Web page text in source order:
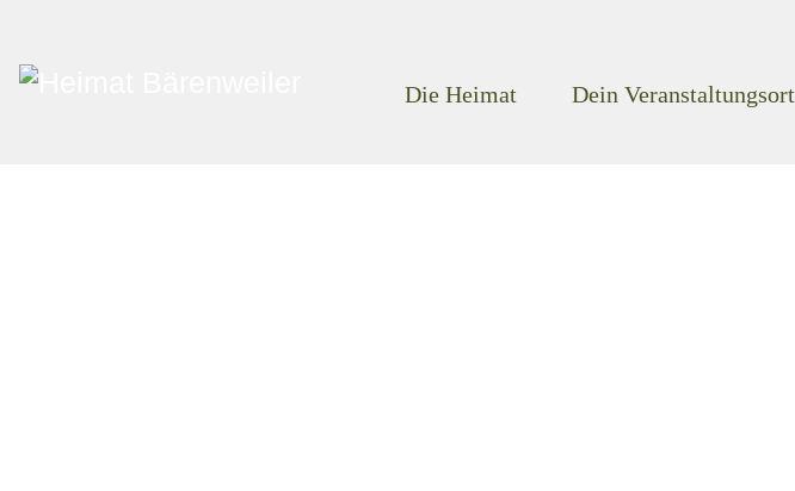
Die Heimat Dein Veranstaltungsort